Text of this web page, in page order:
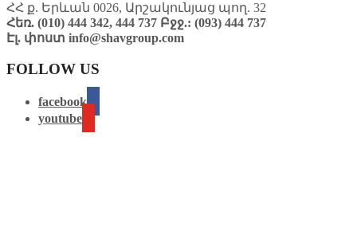
ՀՀ ք. Երևան 0026, Արշակունյաց պող. 32
Հեռ. (010) 444 342, 444 737 Բջջ.: (093) 444 737
Էլ. փոստ info@shavgroup.com
FOLLOW US
facebook
youtube